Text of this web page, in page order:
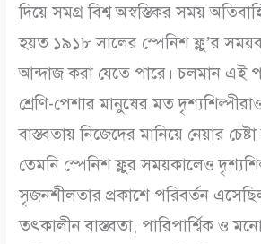
দিয়ে সমগ্র বিশ্ব অস্বস্তিকর সময়
হয়ত ১৯১৮ সালের স্পেনিশ ফ্লু’র
আন্দাজ করা যেতে পারে। চলমান এই
শ্রেণি-পেশার মানুষের মত
বাস্তবতায় নিজেদের মানিয়ে নেয়ার
তেমনি স্পেনিশ ফ্লুর সময়কালেও
সৃজনশীলতার প্রকাশে পরিবর্তন
তৎকালীন বাস্তবতা, পারিপার্শ্বিক ও